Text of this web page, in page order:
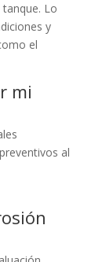
Lo
y
el
mi
al